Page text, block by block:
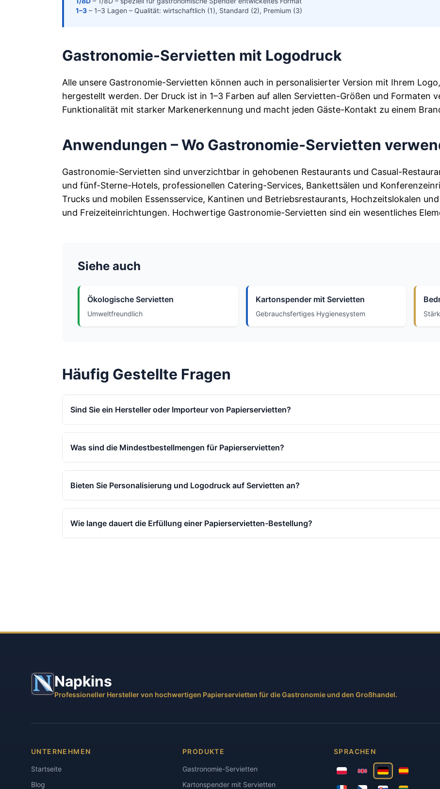
1–3 – 1–3 Lagen – Qualität: wirtschaftlich (1), Standard (2), Premium (3)
Gastronomie-Servietten mit Logodruck
Alle unsere Gastronomie-Servietten können auch in personalisierter Version mit Ihrem
hergestellt werden. Der Druck ist in 1–3 Farben auf allen Servietten-Größen und Formaten
Funktionalität mit starker Markenerkennung und macht jeden Gäste-Kontakt zu einem
Anwendungen – Wo Gastronomie-Servietten
Gastronomie-Servietten sind unverzichtbar in gehobenen Restaurants und Casual-
und fünf-Sterne-Hotels, professionellen Catering-Services, Bankettsälen und
Trucks und mobilen Essensservice, Kantinen und Betriebsrestaurants, Hochzeitslokalen
und Freizeiteinrichtungen. Hochwertige Gastronomie-Servietten sind ein wesentliches
Siehe auch
Ökologische Servietten
Umweltfreundlich
Kartonspender mit Servietten
Gebrauchsfertiges Hygienesystem
Häufig Gestellte Fragen
Sind Sie ein Hersteller oder Importeur von Papierservietten?
Was sind die Mindestbestellmengen für Papierservietten?
Bieten Sie Personalisierung und Logodruck auf Servietten an?
Wie lange dauert die Erfüllung einer Papierservietten-Bestellung?
Napkins
Professioneller Hersteller von hochwertigen Papierservietten für die Gastronomie und den Großhandel.
UNTERNEHMEN
Startseite
Blog
PRODUKTE
Gastronomie-Servietten
Kartonspender mit Servietten
SPRACHEN